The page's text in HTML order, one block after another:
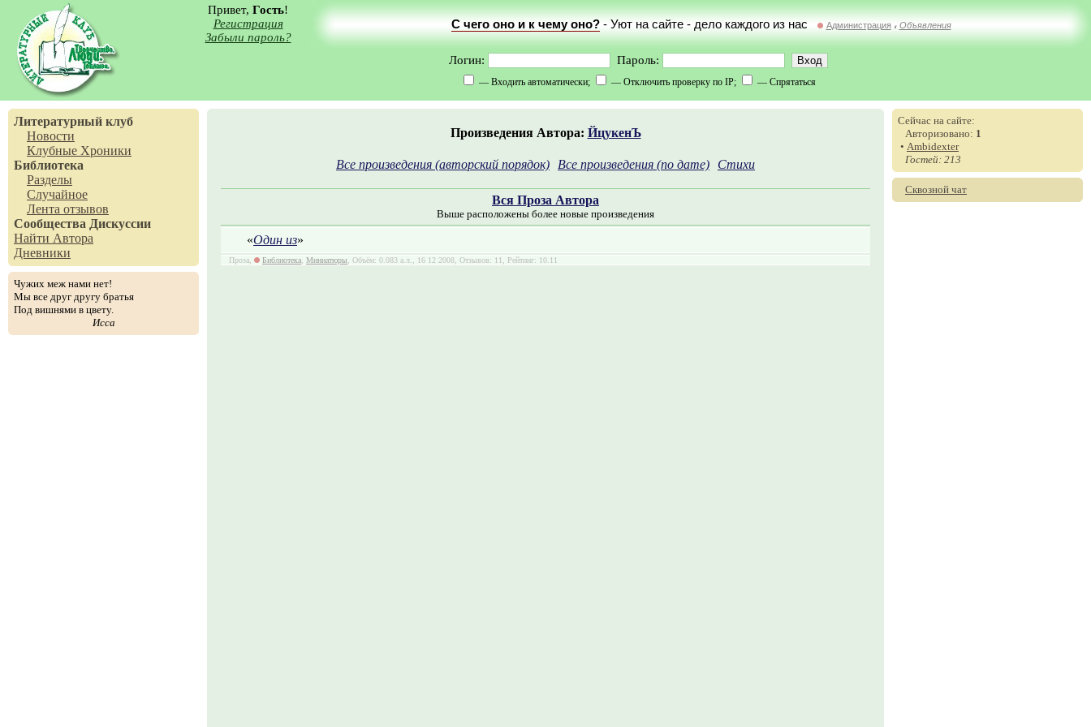
Привет, Гость!
Регистрация
Забыли пароль?
С чего оно и к чему оно?- Уют на сайте - дело каждого из нас Администрация // Объявления
Логин: Пароль:
— Входить автоматически; — Отключить проверку по IP; — Спрятаться
Литературный клуб
Новости
Клубные Хроники
Библиотека
Разделы
Случайное
Лента отзывов
Сообщества Дискуссии
Найти Автора
Дневники
Чужих меж нами нет!
Мы все друг другу братья
Под вишнями в цвету.
Исса
Произведения Автора: ЙцукенЪ
Все произведения (авторский порядок) Все произведения (по дате) Стихи
Вся Проза Автора
Выше расположены более новые произведения
«Один из»
Проза, Библиотека, Миниатюры, Объём: 0.083 а.л., 16 12 2008, Отзывов: 11, Рейтинг: 10.11
Сейчас на сайте:
Авторизовано: 1
• Ambidexter
Гостей: 213
Сквозной чат